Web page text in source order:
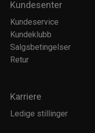
Kundesenter
Kundeservice
Kundeklubb
Salgsbetingelser
Retur
Karriere
Ledige stillinger